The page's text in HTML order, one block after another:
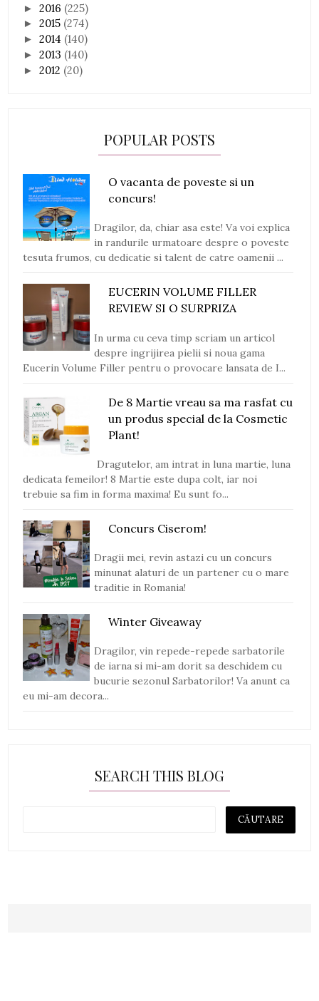
►2016 (225)
►2015 (274)
►2014 (140)
►2013 (140)
►2012 (20)
POPULAR POSTS
O vacanta de poveste si un
concurs!
Dragilor, da, chiar asa este! Va voi explica
in randurile urmatoare despre o poveste
tesuta frumos, cu dedicatie si talent de catre oamenii ...
EUCERIN VOLUME FILLER
REVIEW SI O SURPRIZA
In urma cu ceva timp scriam un articol
despre ingrijirea pielii si noua gama
Eucerin Volume Filler pentru o provocare lansata de I...
De 8 Martie vreau sa ma rasfat cu
un produs special de la Cosmetic
Plant!
Dragutelor, am intrat in luna martie, luna
dedicata femeilor! 8 Martie este dupa colt, iar noi
trebuie sa fim in forma maxima! Eu sunt fo...
Concurs Ciserom!
Dragii mei, revin astazi cu un concurs
minunat alaturi de un partener cu o mare
traditie in Romania!
Winter Giveaway
Dragilor, vin repede-repede sarbatorile
de iarna si mi-am dorit sa deschidem cu
bucurie sezonul Sarbatorilor! Va anunt ca
eu mi-am decora...
SEARCH THIS BLOG